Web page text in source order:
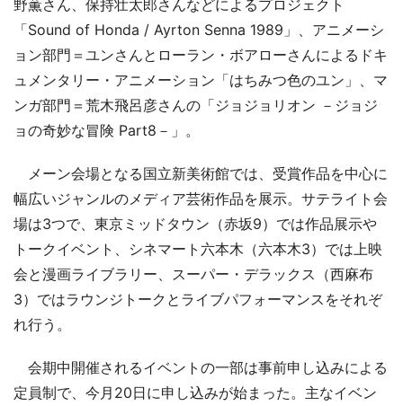
野薫さん、保持壮太郎さんなどによるプロジェクト
「Sound of Honda / Ayrton Senna 1989」、アニメーシ
ョン部門＝ユンさんとローラン・ボアローさんによるドキ
ュメンタリー・アニメーション「はちみつ色のユン」、マ
ンガ部門＝荒木飛呂彦さんの「ジョジョリオン －ジョジ
ョの奇妙な冒険 Part8－」。
メーン会場となる国立新美術館では、受賞作品を中心に
幅広いジャンルのメディア芸術作品を展示。サテライト会
場は3つで、東京ミッドタウン（赤坂9）では作品展示や
トークイベント、シネマート六本木（六本木3）では上映
会と漫画ライブラリー、スーパー・デラックス（西麻布
3）ではラウンジトークとライブパフォーマンスをそれぞ
れ行う。
会期中開催されるイベントの一部は事前申し込みによる
定員制で、今月20日に申し込みが始まった。主なイベン